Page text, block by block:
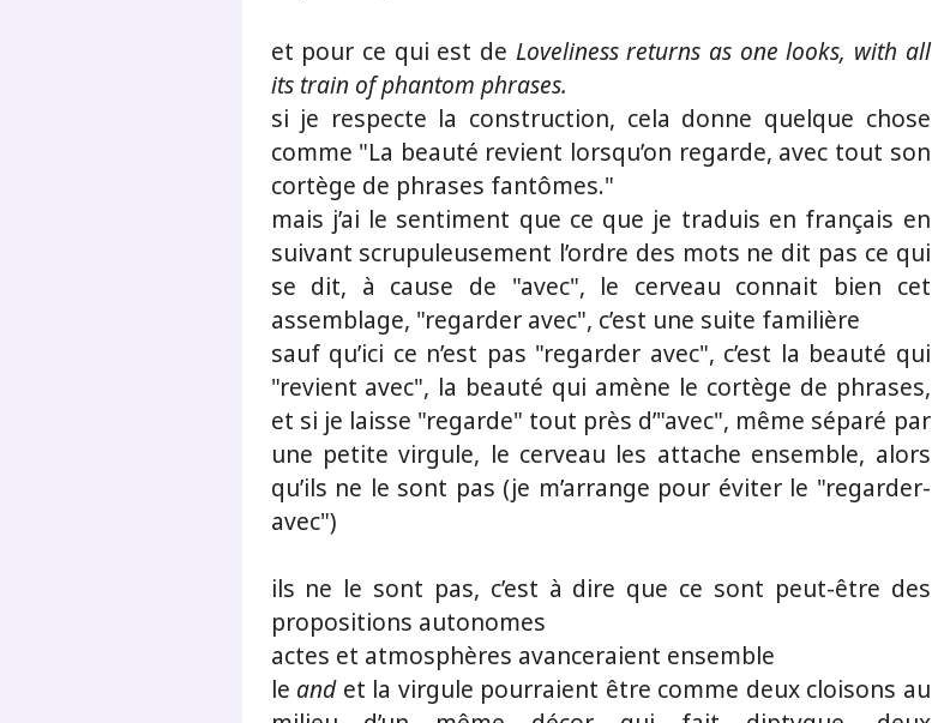
et pour ce qui est de Loveliness returns as one looks, with all
its train of phantom phrases.
si je respecte la construction, cela donne quelque chose
comme "La beauté revient lorsqu’on regarde, avec tout son
cortège de phrases fantômes."
mais j’ai le sentiment que ce que je traduis en français en
suivant scrupuleusement l’ordre des mots ne dit pas ce qui
se dit, à cause de "avec", le cerveau connait bien cet
assemblage, "regarder avec", c’est une suite familière
sauf qu’ici ce n’est pas "regarder avec", c’est la beauté qui
"revient avec", la beauté qui amène le cortège de phrases,
et si je laisse "regarde" tout près d’"avec", même séparé par
une petite virgule, le cerveau les attache ensemble, alors
qu’ils ne le sont pas (je m’arrange pour éviter le "regarder-
avec")
ils ne le sont pas, c’est à dire que ce sont peut-être des
propositions autonomes
actes et atmosphères avanceraient ensemble
le andet la virgule pourraient être comme deux cloisons au